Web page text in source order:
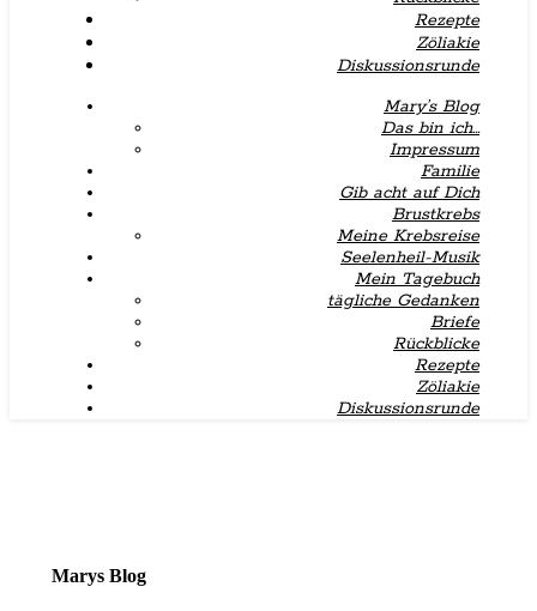
Rezepte
Zöliakie
Diskussionsrunde
Mary’s Blog
Das bin ich…
Impressum
Familie
Gib acht auf Dich
Brustkrebs
Meine Krebsreise
Seelenheil-Musik
Mein Tagebuch
tägliche Gedanken
Briefe
Rückblicke
Rezepte
Zöliakie
Diskussionsrunde
Marys Blog